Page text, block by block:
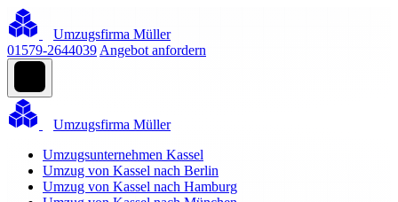
Umzugsfirma Müller
01579-2644039 Angebot anfordern
Umzugsfirma Müller
Umzugsunternehmen Kassel
Umzug von Kassel nach Berlin
Umzug von Kassel nach Hamburg